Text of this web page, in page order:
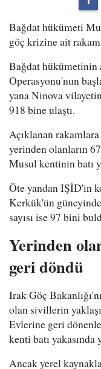
Bağdat hükümeti
göç krizine ait
Bağdat hükümetinin
Operasyonu'nun
yana Ninova
918 bine ulaştı.
Açıklanan
yerinden olanların
Musul kentinin batı
Öte yandan IŞİD'in
Kerkük'ün
sayısı ise 97 bini
Yerinden
geri döndü
Irak Göç
olan sivillerin
Evlerine geri
kenti batı
Ancak yerel